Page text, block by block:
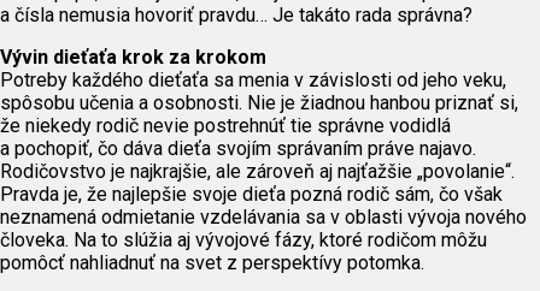
a čísla nemusia hovoriť pravdu… Je takáto rada správna?
Vývin dieťaťa krok za krokom
Potreby každého dieťaťa sa menia v závislosti od jeho veku,
spôsobu učenia a osobnosti. Nie je žiadnou hanbou priznať si,
že niekedy rodič nevie postrehnúť tie správne vodidlá
a pochopiť, čo dáva dieťa svojím správaním práve najavo.
Rodičovstvo je najkrajšie, ale zároveň aj najťažšie „povolanie“.
Pravda je, že najlepšie svoje dieťa pozná rodič sám, čo však
neznamená odmietanie vzdelávania sa v oblasti vývoja nového
človeka. Na to slúžia aj vývojové fázy, ktoré rodičom môžu
pomôcť nahliadnuť na svet z perspektívy potomka.